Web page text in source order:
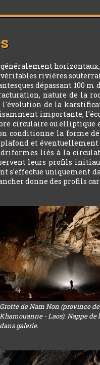
rivières
dépassant 100
nature de la
de la
importante,
circulaire ou elliptique
la forme
et éventuellement
liés à la
leurs profils
s'effectue
donne des profils
Grotte de Nam Non (province de
Khamouanne - Laos). Nappe de
dans galerie.